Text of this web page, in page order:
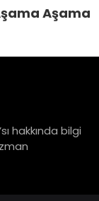
Aşama
hakkında bilgi